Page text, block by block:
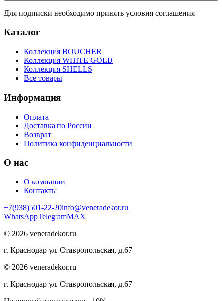
Для подписки необходимо принять условия соглашения
Каталог
Коллекция BOUCHER
Коллекция WHITE GOLD
Коллекция SHELLS
Все товары
Информация
Оплата
Доставка по России
Возврат
Политика конфиденциальности
О нас
О компании
Контакты
+7(938)501-22-20info@veneradekor.ru
WhatsAppTelegramMAX
© 2026 veneradekor.ru
г. Краснодар ул. Ставропольская, д.67
© 2026 veneradekor.ru
г. Краснодар ул. Ставропольская, д.67